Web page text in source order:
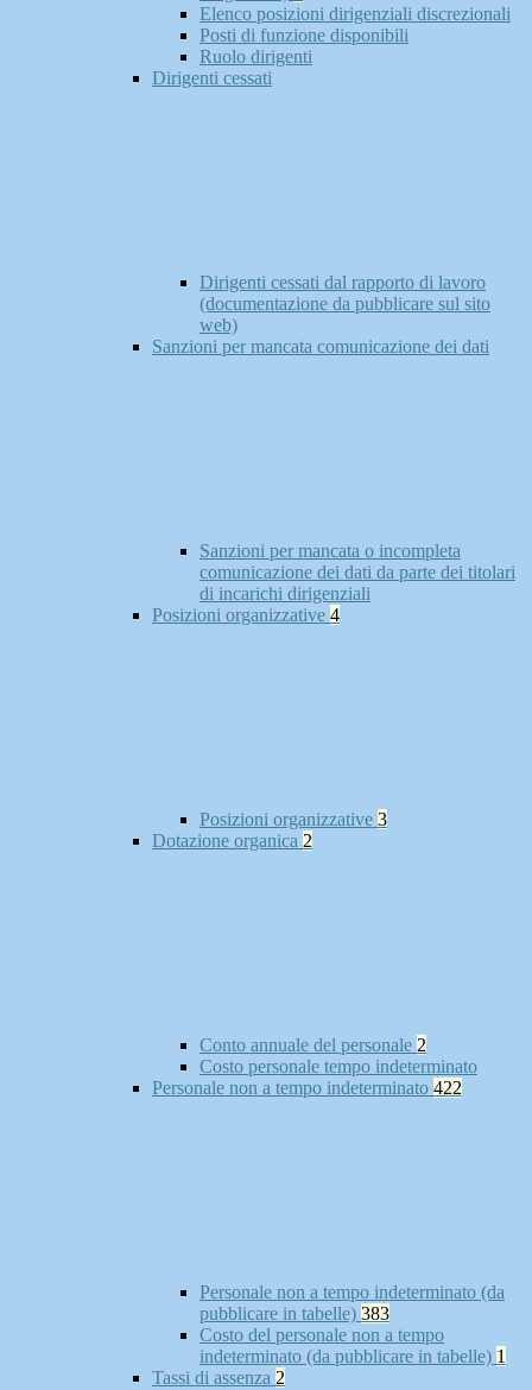
Elenco posizioni dirigenziali discrezionali
Posti di funzione disponibili
Ruolo dirigenti
Dirigenti cessati
Dirigenti cessati dal rapporto di lavoro
(documentazione da pubblicare sul sito
web)
Sanzioni per mancata comunicazione dei dati
Sanzioni per mancata o incompleta
comunicazione dei dati da parte dei titolari
di incarichi dirigenziali
Posizioni organizzative 4
Posizioni organizzative 3
Dotazione organica 2
Conto annuale del personale 2
Costo personale tempo indeterminato
Personale non a tempo indeterminato 422
Personale non a tempo indeterminato (da
pubblicare in tabelle) 383
Costo del personale non a tempo
indeterminato (da pubblicare in tabelle) 1
Tassi di assenza 2